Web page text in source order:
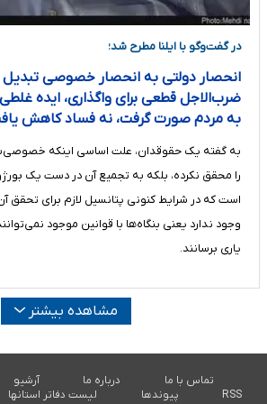
در گفت‌وگو با ایلنا مطرح شد؛
انحصار دولتی به انحصار خصوصی
ضرب‌الاجل قطعی برای واگذاری، ایده
به مردم صورت گرفت، نه فساد کاهش
به گفته یک حقوقدان، علت اساسی اینکه
را محقق نکرده، بلکه به تجمیع آن در دست یک
است که در شرایط کنونی پتانسیل لازم برای تحقق
وجود ندارد یعنی بنگاه‌ها با قوانین موجود
یاری برسانند.
مشاهده بیشتر
تماس با ما درباره ما آرشیو
RSS
پیوندها لیست دفاتر استانها